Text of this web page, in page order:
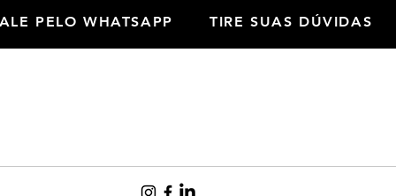
PELO WHATSAPP TIRE SUAS DÚVIDAS